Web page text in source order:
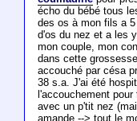
écho du bébé tous
des os à mon fils a
d'os du nez et a les
mon couple, mon
dans cette
accouché par césa
38 s.a. J'ai été
l'accouchement
avec un p'tit nez
amande --> tout le